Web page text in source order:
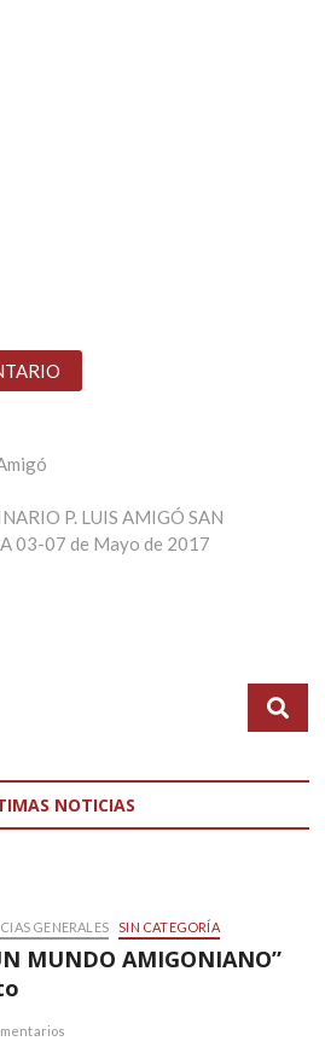
P. LUIS AMIGÓ SAN
03-07 de Mayo de 2017
NOTICIAS
GENERALES SIN CATEGORÍA
MUNDO AMIGONIANO”